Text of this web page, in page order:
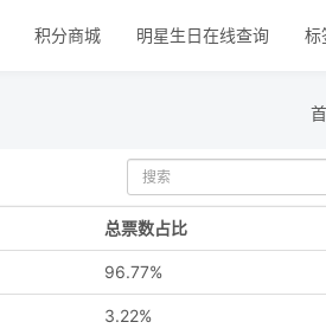
积分商城 明星生日在线查询 标
总票数占比
96.77%
3.22%